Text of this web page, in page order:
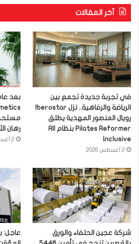
آخر المقالات
في تجربة جديدة تجمع بين
رويال المنصور المهدية يطلق
Pilates Reformer بنظام All
Inclusive
2 أغسطس 2026
رهان
2 أغسطس 2026
شركة عجين الحلفاء والورق
عاجل: